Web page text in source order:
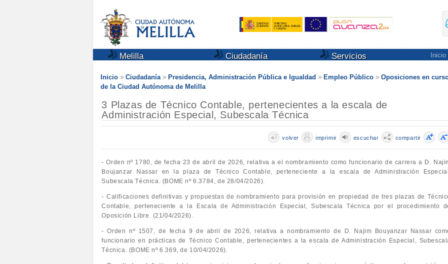
Melilla Ciudadanía Servicios Inicio
Inicio Ciudadanía Presidencia, Administración Pública e Igualdad Empleo Público
Oposiciones en
de la Ciudad Autónoma de Melilla
3 Plazas de Técnico Contable, pertenecientes a la escala de
Administración Especial, Subescala Técnica
compartir
escuchar
imprimir
volver
- Orden nº 1780, de fecha 23 de abril de 2026, relativa a el nombramiento como funcionario de carrera a D.
Boujanzar Nassar en la plaza de Técnico Contable, perteneciente a la escala de Administración
Subescala Técnica. (BOME nº 6.3784, de 28/04/2026).
- Calificaciones definitivas y propuestas de nombramiento para provisión en propiedad de tres plazas de
Contable, perteneciente a la Escala de Administración Especial, Subescala Técnica por el procedimiento
Oposición Libre. (21/04/2026).
- Orden nº 1507, de fecha 9 de abril de 2026, relativa a nombramiento de D. Najim Bouyanzar Nassar
funcionario en prácticas de Técnico Contable, pertenecientes a la escala de Administración Especial,
Técnica. (BOME nº 6.369, de 10/04/2026).